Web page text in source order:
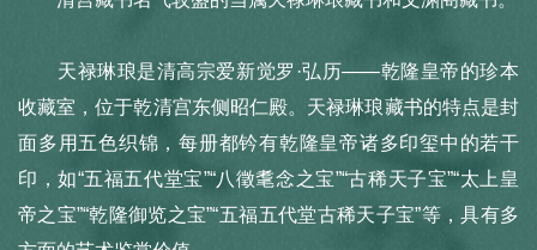
天禄琳琅是清高宗爱新觉罗·弘历——乾隆皇帝的珍本
收藏室，位于乾清宫东侧昭仁殿。天禄琳琅藏书的特点是封
面多用五色织锦，每册都钤有乾隆皇帝诸多印玺中的若干
印，如“五福五代堂宝”“八徵耄念之宝”“古稀天子宝”“太上皇
帝之宝”“乾隆御览之宝”“五福五代堂古稀天子宝”等，具有多